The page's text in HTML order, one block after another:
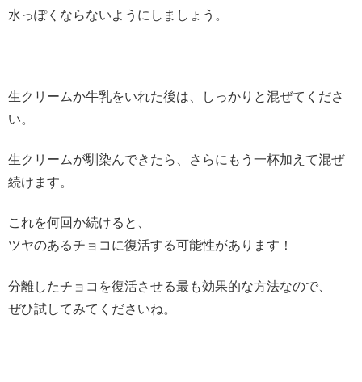
水っぽくならないようにしましょう。
生クリームか牛乳をいれた後は、しっかりと混ぜてくださ
い。
生クリームが馴染んできたら、さらにもう一杯加えて混ぜ
続けます。
これを何回か続けると、
ツヤのあるチョコに復活する可能性があります！
分離したチョコを復活させる最も効果的な方法なので、
ぜひ試してみてくださいね。